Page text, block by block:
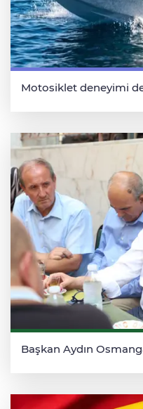
Motosiklet deneyimi
Başkan Aydın